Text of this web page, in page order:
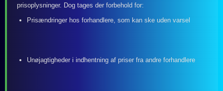
prisoplysninger. Dog tages der forbehold for:
Prisændringer hos forhandlere, som kan ske uden varsel
Unøjagtigheder i indhentning af priser fra andre forhandlere